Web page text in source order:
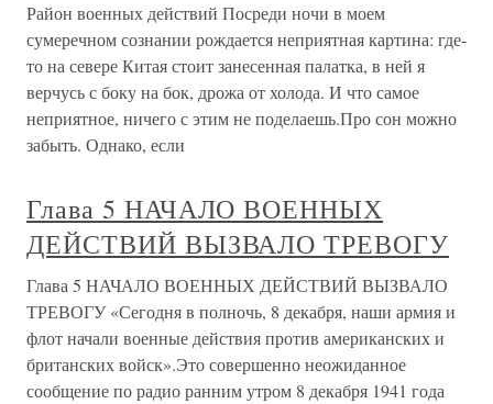
Район военных действий Посреди ночи в моем
сумеречном сознании рождается неприятная картина: где-
то на севере Китая стоит занесенная палатка, в ней я
верчусь с боку на бок, дрожа от холода. И что самое
неприятное, ничего с этим не поделаешь.Про сон можно
забыть. Однако, если
Глава 5 НАЧАЛО ВОЕННЫХ
ДЕЙСТВИЙ ВЫЗВАЛО ТРЕВОГУ
Глава 5 НАЧАЛО ВОЕННЫХ ДЕЙСТВИЙ ВЫЗВАЛО
ТРЕВОГУ «Сегодня в полночь, 8 декабря, наши армия и
флот начали военные действия против американских и
британских войск».Это совершенно неожиданное
сообщение по радио ранним утром 8 декабря 1941 года